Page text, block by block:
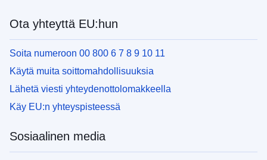
Ota yhteyttä EU:hun
Soita numeroon 00 800 6 7 8 9 10 11
Käytä muita soittomahdollisuuksia
Lähetä viesti yhteydenottolomakkeella
Käy EU:n yhteyspisteessä
Sosiaalinen media